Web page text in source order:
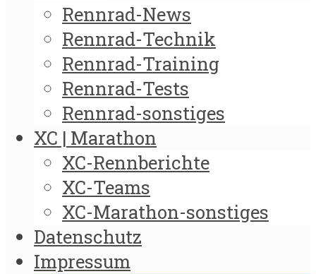
Rennrad-News
Rennrad-Technik
Rennrad-Training
Rennrad-Tests
Rennrad-sonstiges
XC | Marathon
XC-Rennberichte
XC-Teams
XC-Marathon-sonstiges
Datenschutz
Impressum